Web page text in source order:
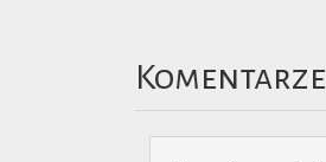
Komentarze